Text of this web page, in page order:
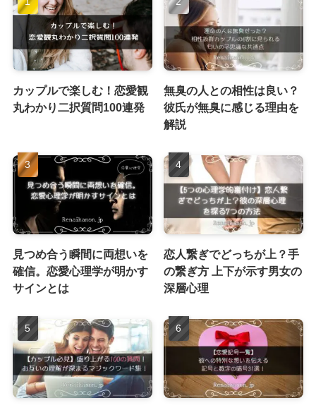
カップルで楽しむ！恋愛観
丸わかり二択質問100連発
無臭の人との相性は良い？
彼氏が無臭に感じる理由を
解説
見つめ合う瞬間に両想いを
確信。恋愛心理学が明かす
サインとは
恋人繋ぎでどっちが上？手
の繋ぎ方 上下が示す男女の
深層心理